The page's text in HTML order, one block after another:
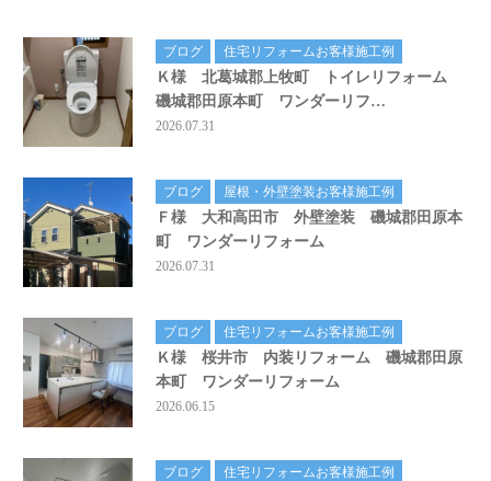
ブログ 住宅リフォームお客様施工例
Ｋ様 北葛城郡上牧町 トイレリフォーム
磯城郡田原本町 ワンダーリフ…
2026.07.31
ブログ 屋根・外壁塗装お客様施工例
Ｆ様 大和高田市 外壁塗装 磯城郡田原本
町 ワンダーリフォーム
2026.07.31
ブログ 住宅リフォームお客様施工例
Ｋ様 桜井市 内装リフォーム 磯城郡田原
本町 ワンダーリフォーム
2026.06.15
ブログ 住宅リフォームお客様施工例